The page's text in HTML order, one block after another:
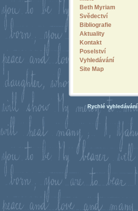
Beth Myriam
Svědectví
Bibliografie
Aktuality
Kontakt
Poselství
Vyhledávání
Site Map
Rychlé vyhledávání